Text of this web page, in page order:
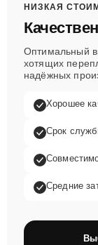
НИЗКАЯ
Оптимальный
хотящих
надёжных
Хорошее
Срок
Средние